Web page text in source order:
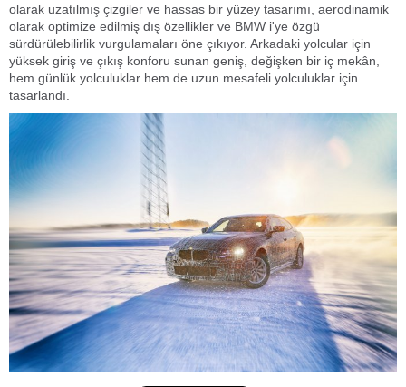
olarak uzatılmış çizgiler ve hassas bir yüzey tasarımı, aerodinamik
olarak optimize edilmiş dış özellikler ve BMW i'ye özgü
sürdürülebilirlik vurgulamaları öne çıkıyor. Arkadaki yolcular için
yüksek giriş ve çıkış konforu sunan geniş, değişken bir iç mekân,
hem günlük yolculuklar hem de uzun mesafeli yolculuklar için
tasarlandı.